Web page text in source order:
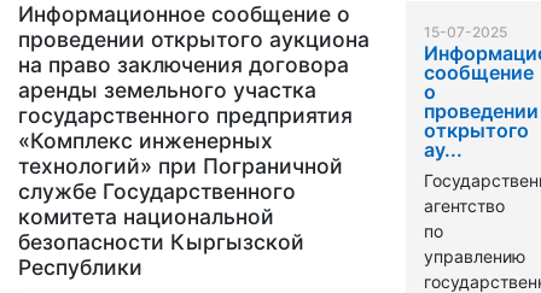
Информационное сообщение о
проведении открытого аукциона
на право заключения договора
аренды земельного участка
государственного предприятия
«Комплекс инженерных
технологий» при Пограничной
службе Государственного
комитета национальной
безопасности Кыргызской
Республики
15-07-2025
сообщение
о
проведении
открытого
ау...
агентство
по
управлению